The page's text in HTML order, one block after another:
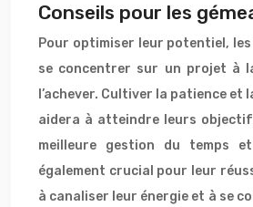
Conseils pour les
Pour optimiser leur potentiel, les
se concentrer sur un projet à
l’achever. Cultiver la patience et
aidera à atteindre leurs
meilleure gestion du temps
également crucial pour leur
à canaliser leur énergie et à se